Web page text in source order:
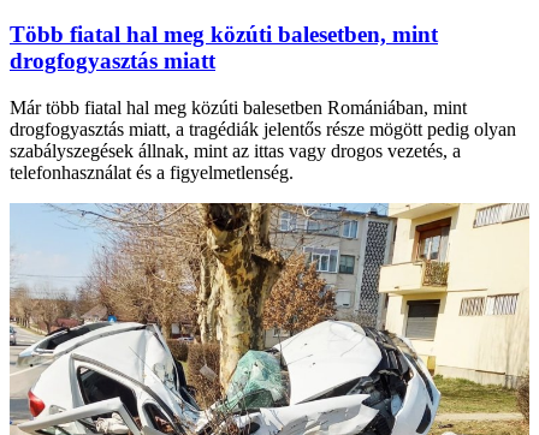
Több fiatal hal meg közúti balesetben, mint
drogfogyasztás miatt
Már több fiatal hal meg közúti balesetben Romániában, mint
drogfogyasztás miatt, a tragédiák jelentős része mögött pedig olyan
szabályszegések állnak, mint az ittas vagy drogos vezetés, a
telefonhasználat és a figyelmetlenség.